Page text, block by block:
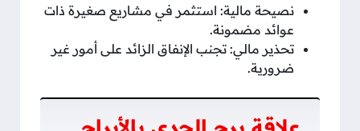
نصيحة مالية: استثمر في مشاريع صغيرة ذات
عوائد مضمونة.
تحذير مالي: تجنب الإنفاق الزائد على أمور غير
ضرورية.